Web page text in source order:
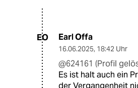
EO Earl Offa
16.06.2025, 18:42 Uhr
@624161 (Profil
Es ist halt auch ein
der Vergangenheit